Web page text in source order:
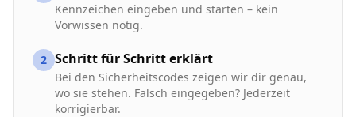
Kennzeichen eingeben und starten – kein
Vorwissen nötig.
2 Schritt für Schritt erklärt
Bei den Sicherheitscodes zeigen wir dir genau,
wo sie stehen. Falsch eingegeben? Jederzeit
korrigierbar.